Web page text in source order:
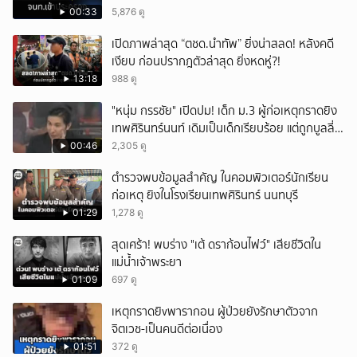
00:33 5,876 ดู
13:18
เปิดภาพล่าสุด “ตชด.นำทัพ” ยิ่งน่าสลด! หลังคดี
เงียบ ก่อนปรากฎตัวล่าสุด ยิ่งหดหู่?!
988 ดู
00:46
"หนุ่ม กรรชัย" เปิดปม! เด็ก ม.3 ผู้ก่อเหตุกราดยิง
เทพศิรินทร์นนท์ เดิมเป็นเด็กเรียบร้อย แต่ถูกบูลลี่
หนัก คาดแรงกดดันสะสมกลายเป็นแรงแค้น จนก่อ
2,305 ดู
01:29
ตำรวจพบข้อมูลสำคัญ ในคอมพิวเตอร์นักเรียน
ก่อเหตุ ยิงในโรงเรียนเทพศิรินทร์ นนทบุรี
1,278 ดู
01:09
สุดเศร้า! พบร่าง "เต้ ดราก้อนไฟว์" เสียชีวิตใน
แม่น้ำเจ้าพระยา
697 ดู
01:51
เหตุกราดยิvพารากอน ผู้ป่วยยังรักษาตัวจาก
จิตเวช-เป็นคนดีต่อเนื่อง
372 ดู